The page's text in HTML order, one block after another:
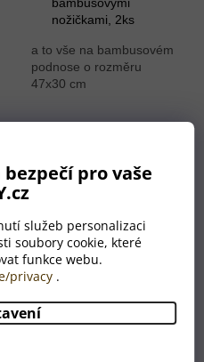
pro vaše
služeb personalizaci
soubory cookie, které
funkce webu.
privacy .
nožičkami, 2ks
a to vše na bambusovém
podnose o rozměru
47x30 cm
24 hodin!
objednávky zvolíte
do 24 hodin od